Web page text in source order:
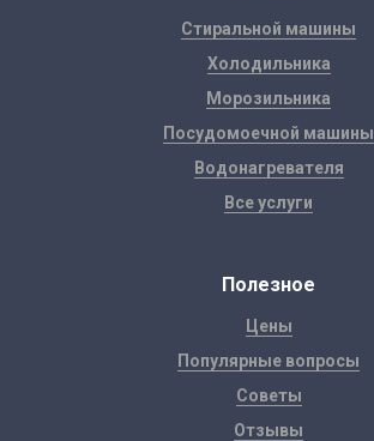
Стиральной машины
Холодильника
Морозильника
Посудомоечной машины
Водонагревателя
Все услуги
Полезное
Цены
Популярные вопросы
Советы
Отзывы